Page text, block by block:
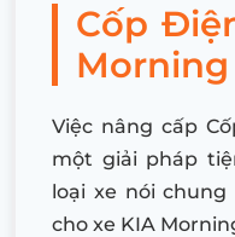
Cốp
Morning
Việc nâng cấp
một giải pháp
loại xe nói
cho xe KIA